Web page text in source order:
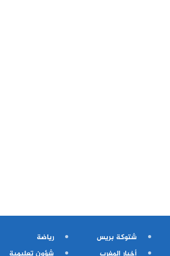
شتوكة بريس
أخبار المغرب
رياضة
شؤون تعليمية